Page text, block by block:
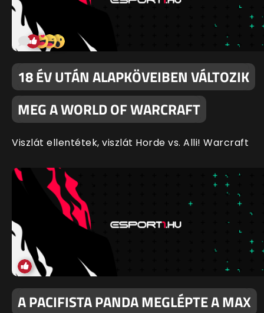
18 ÉV UTÁN ALAPKÖVEIBEN VÁLTOZIK
MEG A WORLD OF WARCRAFT
Viszlát ellentétek, viszlát Horde vs. Alli! Warcraft
A PACIFISTA PANDA MEGLÉPTE A MAX